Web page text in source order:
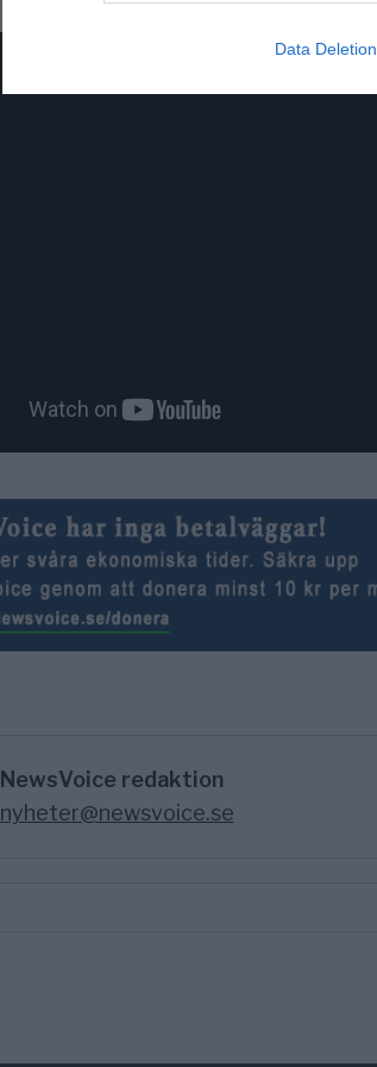
Data Deletion
NewsVoice redaktion
nyheter@newsvoice.se